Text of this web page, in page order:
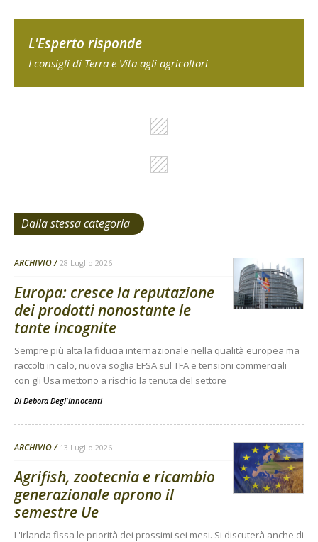
L'Esperto risponde
I consigli di Terra e Vita agli agricoltori
Dalla stessa categoria
ARCHIVIO 28 Luglio 2026
Europa: cresce la reputazione
dei prodotti nonostante le
tante incognite
Sempre più alta la fiducia internazionale nella qualità europea ma
raccolti in calo, nuova soglia EFSA sul TFA e tensioni commerciali
con gli Usa mettono a rischio la tenuta del settore
Di Debora Degl'Innocenti
ARCHIVIO 13 Luglio 2026
Agrifish, zootecnia e ricambio
generazionale aprono il
semestre Ue
L'Irlanda fissa le priorità dei prossimi sei mesi. Si discuterà anche di